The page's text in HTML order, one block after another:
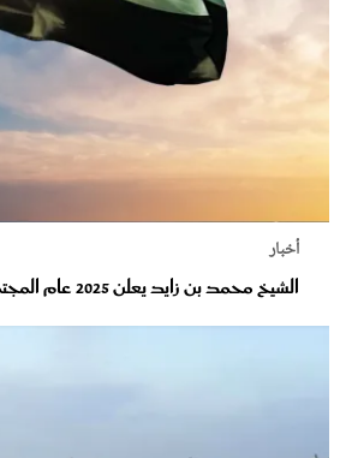
أخبار
الشيخ محمد بن زايد يعلن 2025 عام المجتمع في دولة الإمارات